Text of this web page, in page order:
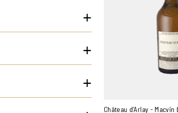
Château d'Arlay - Macvin